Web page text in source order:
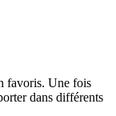
favoris. Une fois
dans différents